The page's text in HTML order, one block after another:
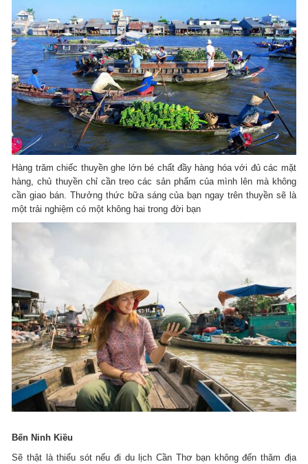
Hàng trăm chiếc thuyền ghe lớn bé chất đầy hàng hóa với đủ các mặt
hàng, chủ thuyền chỉ cần treo các sản phẩm của mình lên mà không
cần giao bán. Thưởng thức bữa sáng của bạn ngay trên thuyền sẽ là
một trải nghiệm có một không hai trong đời bạn
Bến Ninh Kiều
Sẽ thật là thiếu sót nếu đi du lịch Cần Thơ bạn không đến thăm địa